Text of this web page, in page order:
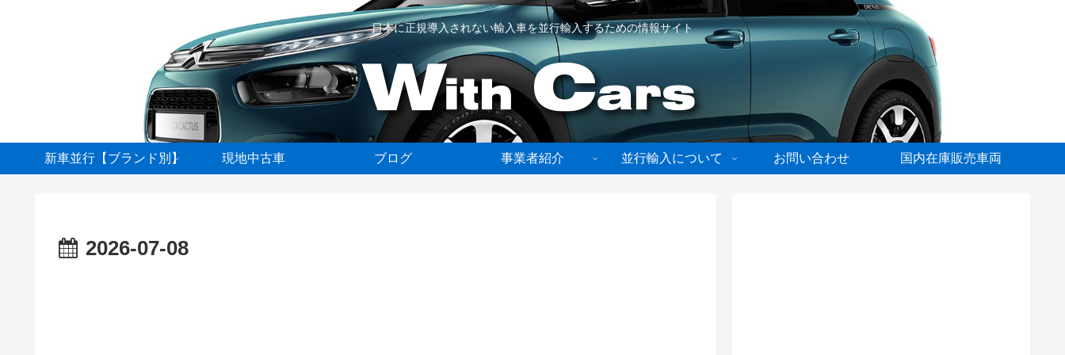
日本に正規導入されない輸入車を並行輸入するための情報サイト
新車並行【ブランド別】 現地中古車 ブログ 事業者紹介 並行輸入について お問い合わせ 国内在庫販売車両
2026-07-08